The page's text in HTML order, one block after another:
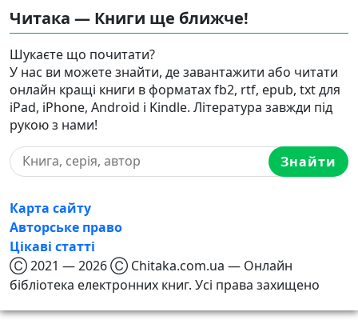
Читака — Книги ще ближче!
Шукаєте що почитати?
У нас ви можете знайти, де завантажити або читати
онлайн кращі книги в форматах fb2, rtf, epub, txt для
iPad, iPhone, Android і Kindle. Література завжди під
рукою з нами!
Знайти
Карта сайту
Авторське право
Цікаві статті
Ⓒ 2021 — 2026 Ⓒ Chitaka.com.ua — Онлайн
бібліотека електронних книг. Усі права захищено